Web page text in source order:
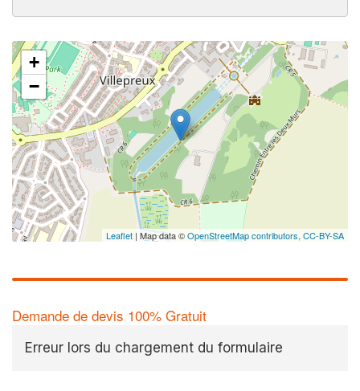
+
−
Leaflet | Map data ©OpenStreetMap contributors, CC-BY-SA
Demande de devis 100% Gratuit
Erreur lors du chargement du formulaire
✕